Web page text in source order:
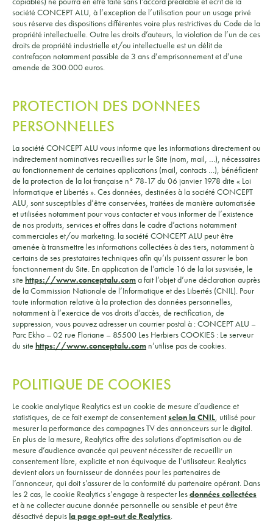
société CONCEPT ALU, à l’exception de l’utilisation pour un usage privé
sous réserve des dispositions différentes voire plus restrictives du Code de la
propriété intellectuelle. Outre les droits d’auteurs, la violation de l’un de ces
droits de propriété industrielle et/ou intellectuelle est un délit de
contrefaçon notamment passible de 3 ans d’emprisonnement et d’une
amende de 300.000 euros.
PROTECTION DES DONNEES
PERSONNELLES
La société CONCEPT ALU vous informe que les informations directement ou
indirectement nominatives recueillies sur le Site (nom, mail, …), nécessaires
au fonctionnement de certaines applications (mail, contacts …), bénéficient
de la protection de la loi française n° 78-17 du 06 janvier 1978 dite « Loi
Informatique et Libertés ». Ces données, destinées à la société CONCEPT
ALU, sont susceptibles d’être conservées, traitées de manière automatisée
et utilisées notamment pour vous contacter et vous informer de l’existence
de nos produits, services et offres dans le cadre d’actions notamment
commerciales et/ou marketing. la société CONCEPT ALU peut être
amenée à transmettre les informations collectées à des tiers, notamment à
certains de ses prestataires techniques afin qu’ils puissent assurer le bon
fonctionnement du Site. En application de l’article 16 de la loi susvisée, le
site https://www.conceptalu.coma fait l’objet d’une déclaration auprès
de la Commission Nationale de l’Informatique et des Libertés (CNIL). Pour
toute information relative à la protection des données personnelles,
notamment à l’exercice de vos droits d’accès, de rectification, de
suppression, vous pouvez adresser un courrier postal à : CONCEPT ALU –
Parc Ekho – 02 rue Floriane – 85500 Les Herbiers COOKIES : Le serveur
du site https://www.conceptalu.com n’utilise pas de cookies.
POLITIQUE DE COOKIES
Le cookie analytique Realytics est un cookie de mesure d’audience et
statistiques, de ce fait exempt de consentementselon la CNIL, utilisé pour
mesurer la performance des campagnes TV des annonceurs sur le digital.
En plus de la mesure, Realytics offre des solutions d’optimisation ou de
mesure d’audience avancée qui peuvent nécessiter de recueillir un
consentement libre, explicite et non équivoque de l’utilisateur. Realytics
devient alors un fournisseur de données pour les partenaires de
l’annonceur, qui doit s’assurer de la conformité du partenaire opérant. Dans
les 2 cas, le cookie Realytics s’engage à respecter lesdonnées collectées
et à ne collecter aucune donnée personnelle ou sensible et peut être
désactivé depuisla page opt-out de Realytics.